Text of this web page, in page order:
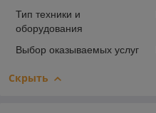
Тип техники и
оборудования
Выбор оказываемых услуг
Скрыть